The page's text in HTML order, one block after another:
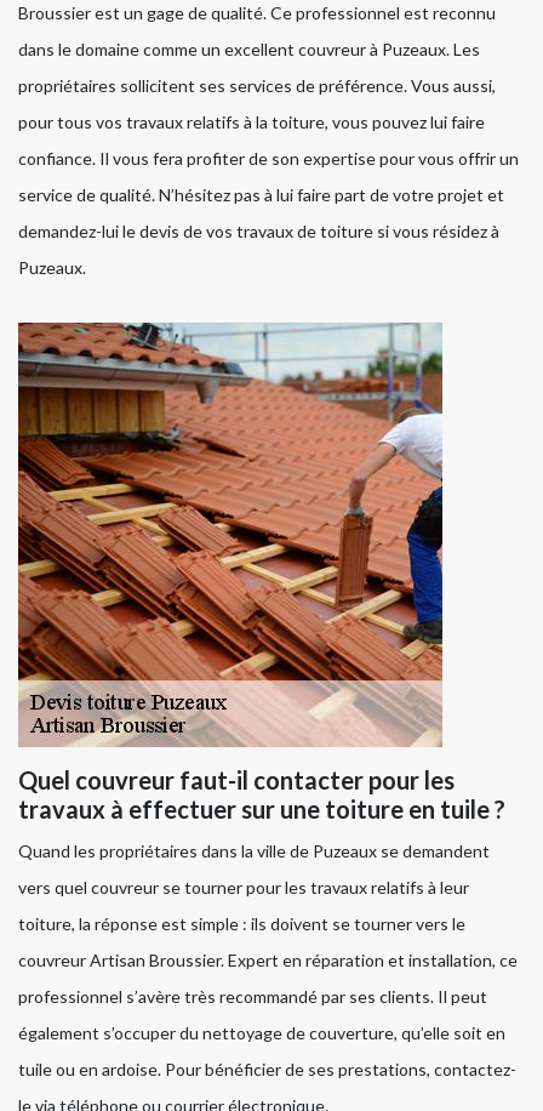
Broussier est un gage de qualité. Ce professionnel est reconnu
dans le domaine comme un excellent couvreur à Puzeaux. Les
propriétaires sollicitent ses services de préférence. Vous aussi,
pour tous vos travaux relatifs à la toiture, vous pouvez lui faire
confiance. Il vous fera profiter de son expertise pour vous offrir un
service de qualité. N’hésitez pas à lui faire part de votre projet et
demandez-lui le devis de vos travaux de toiture si vous résidez à
Puzeaux.
Quel couvreur faut-il contacter pour les
travaux à effectuer sur une toiture en tuile ?
Quand les propriétaires dans la ville de Puzeaux se demandent
vers quel couvreur se tourner pour les travaux relatifs à leur
toiture, la réponse est simple : ils doivent se tourner vers le
couvreur Artisan Broussier. Expert en réparation et installation, ce
professionnel s’avère très recommandé par ses clients. Il peut
également s’occuper du nettoyage de couverture, qu’elle soit en
tuile ou en ardoise. Pour bénéficier de ses prestations, contactez-
le via téléphone ou courrier électronique.